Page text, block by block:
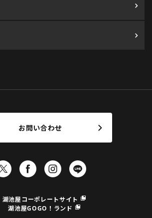
お問い合わせ
湖池屋コーポレートサイト
湖池屋GOGO！ランド